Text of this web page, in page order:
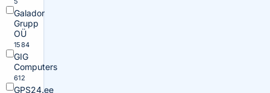
Galador
Grupp
OÜ
1584
GIG
Computers
612
GPS24.ee